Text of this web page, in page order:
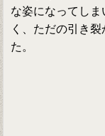
な姿になってし
く、ただの引き
た。